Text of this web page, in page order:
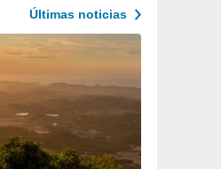
Últimas noticias